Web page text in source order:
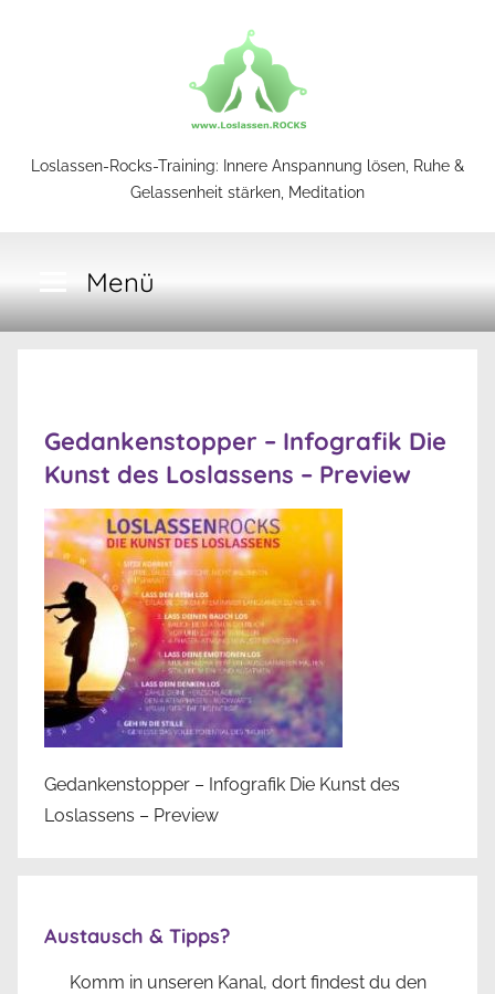
Loslassen-
Training
Loslassen-Rocks-Training: Innere Anspannung lösen, Ruhe &
Gelassenheit stärken, Meditation
Menü
Gedankenstopper – Infografik Die
Kunst des Loslassens – Preview
Gedankenstopper – Infografik Die Kunst des
Loslassens – Preview
Austausch & Tipps?
Komm in unseren Kanal, dort findest du den